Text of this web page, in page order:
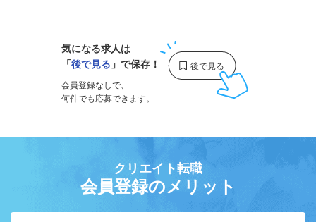
気になる求人は
「後で見る 」で保存！
会員登録なしで、
何件でも応募できます。
クリエイト転職
会員登録のメリット